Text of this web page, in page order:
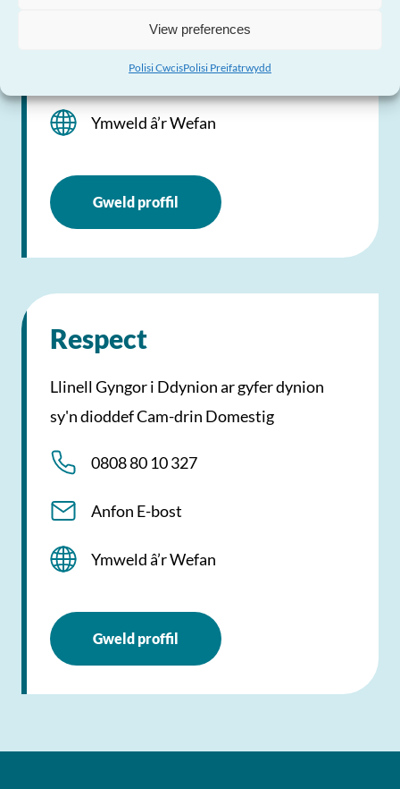
View preferences
Polisi CwcisPolisi Preifatrwydd
gymunedau LGBT
0345 330 3030
Ymweld â’r Wefan
Gweld proffil
Respect
Llinell Gyngor i Ddynion ar gyfer dynion
sy'n dioddef Cam-drin Domestig
0808 80 10 327
Anfon E-bost
Ymweld â’r Wefan
Gweld proffil